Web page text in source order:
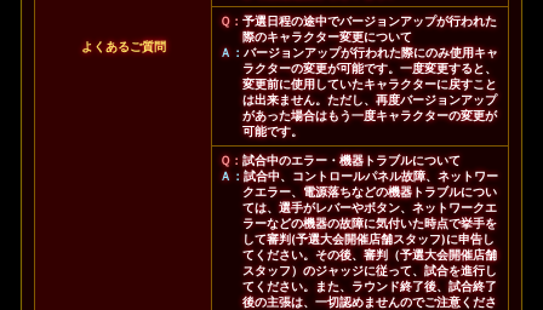
よくあるご質問
Ｑ： 予選日程の途中でバージョンアップが行われた
際のキャラクター変更について
Ａ： バージョンアップが行われた際にのみ使用キャ
ラクターの変更が可能です。一度変更すると、
変更前に使用していたキャラクターに戻すこと
は出来ません。ただし、再度バージョンアップ
があった場合はもう一度キャラクターの変更が
可能です。
Ｑ： 試合中のエラー・機器トラブルについて
Ａ： 試合中、コントロールパネル故障、ネットワー
クエラー、電源落ちなどの機器トラブルについ
ては、選手がレバーやボタン、ネットワークエ
ラーなどの機器の故障に気付いた時点で挙手を
して審判(予選大会開催店舗スタッフ)に申告し
てください。その後、審判（予選大会開催店舗
スタッフ）のジャッジに従って、試合を進行し
てください。また、ラウンド終了後、試合終了
後の主張は、一切認めませんのでご注意くださ